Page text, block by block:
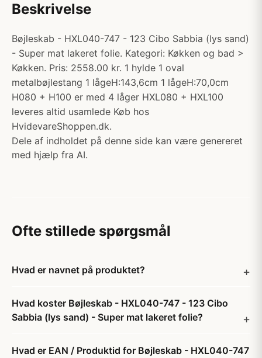
Beskrivelse
Bøjleskab - HXL040-747 - 123 Cibo Sabbia (lys sand)
- Super mat lakeret folie. Kategori: Køkken og bad >
Køkken. Pris: 2558.00 kr. 1 hylde 1 oval
metalbøjlestang 1 lågeH:143,6cm 1 lågeH:70,0cm
H080 + H100 er med 4 låger HXL080 + HXL100
leveres altid usamlede Køb hos
HvidevareShoppen.dk.
Dele af indholdet på denne side kan være genereret
med hjælp fra AI.
Ofte stillede spørgsmål
Hvad er navnet på produktet?
Hvad koster Bøjleskab - HXL040-747 - 123 Cibo
Sabbia (lys sand) - Super mat lakeret folie?
Hvad er EAN / Produktid for Bøjleskab - HXL040-747